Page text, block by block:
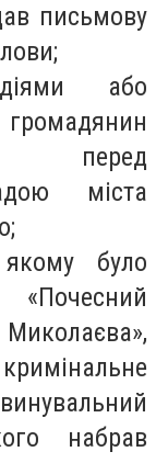
письмову
або
перед
міста
було
набрав